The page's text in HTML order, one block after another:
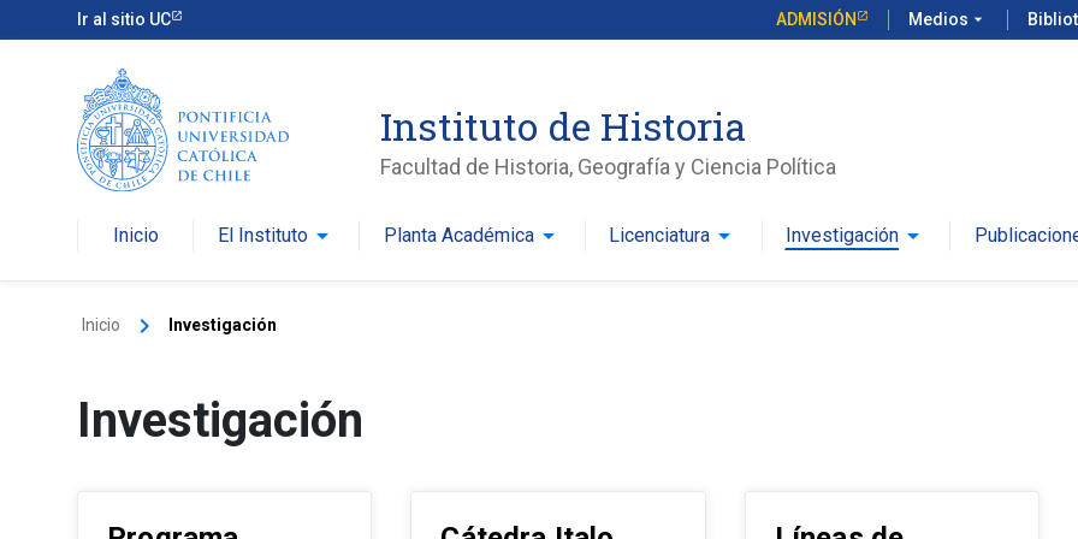
Ir al sitio UC ADMISIÓN Medios arrow_drop_down
Instituto de Historia
Facultad de Historia, Geografía y Ciencia Política
Inicio El Institutoarrow_drop_down Planta Académicaarrow_drop_down Licenciatura arrow_drop_down Investigaciónarrow_drop_down
Inicio keyboard_arrow_right Investigación
Investigación